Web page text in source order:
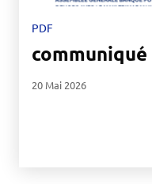
PDF
20 Mai 2026